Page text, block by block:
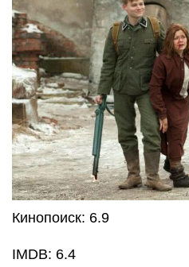
Кинопоиск: 6.9
IMDB: 6.4